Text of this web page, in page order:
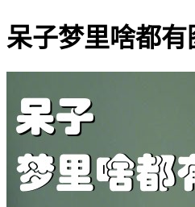
呆子梦里啥都有